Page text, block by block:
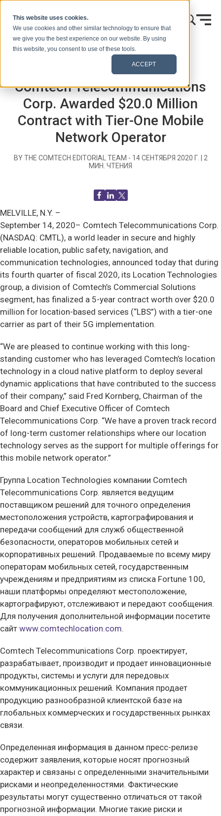
This website uses cookies.
We use cookies and other similar technology to ensure that
we give you the best experience on our website. By using
this website, you consent to use of these tools.
ACCEPT
Пресс-релизы
Comtech Telecommunications
Corp. Awarded $20.0 Million
Contract with Tier-One Mobile
Network Operator
BY THE COMTECH EDITORIAL TEAM - 14 СЕНТЯБРЯ 2020 Г.
2
МИН. ЧТЕНИЯ
MELVILLE, N.Y. –
September 14, 2020– Comtech Telecommunications Corp.
(NASDAQ: CMTL), a world leader in secure and highly
reliable location, public safety, navigation, and
communication technologies, announced today that during
its fourth quarter of fiscal 2020, its Location Technologies
group, a division of Comtech’s Commercial Solutions
segment, has finalized a 5-year contract worth over $20.0
million for location-based services (“LBS”) with a tier-one
carrier as part of their 5G implementation.
“We are pleased to continue working with this long-
standing customer who has leveraged Comtech’s location
technology in a cloud native platform to deploy several
dynamic applications that have contributed to the success
of their company,” said Fred Kornberg, Chairman of the
Board and Chief Executive Officer of Comtech
Telecommunications Corp. “We have a proven track record
of long-term customer relationships where our location
technology serves as the support for multiple offerings for
this mobile network operator.”
Группа Location Technologies компании Comtech
Telecommunications Corp. является ведущим
поставщиком решений для точного определения
местоположения устройств, картографирования и
передачи сообщений для служб общественной
безопасности, операторов мобильных сетей и
корпоративных решений. Продаваемые по всему миру
операторам мобильных сетей, государственным
учреждениям и предприятиям из списка Fortune 100,
наши платформы определяют местоположение,
картографируют, отслеживают и передают сообщения.
Для получения дополнительной информации посетите
сайт www.comtechlocation.com.
Comtech Telecommunications Corp. проектирует,
разрабатывает, производит и продает инновационные
продукты, системы и услуги для передовых
коммуникационных решений. Компания продает
продукцию разнообразной клиентской базе на
глобальных коммерческих и государственных рынках
связи.
Определенная информация в данном пресс-релизе
содержит заявления, которые носят прогнозный
характер и связаны с определенными значительными
рисками и неопределенностями. Фактические
результаты могут существенно отличаться от такой
прогнозной информации. Многие такие риски и